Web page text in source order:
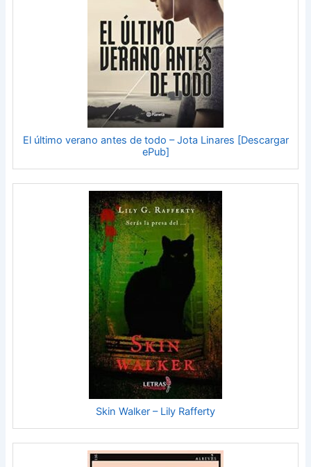
El último verano antes de todo – Jota Linares [Descargar
ePub]
Skin Walker – Lily Rafferty